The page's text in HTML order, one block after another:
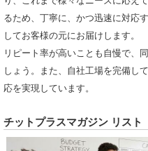
るため、丁寧に、かつ迅速に対応
してお客様の元にお届けします。
リピート率が高いことも自慢で、
しょう。また、自社工場を完備し
応を実現しています。
チットプラスマガジン リスト